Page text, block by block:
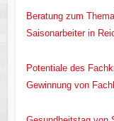
Beratung zum
Saisonarbeiter in
Potentiale des
Gewinnung von